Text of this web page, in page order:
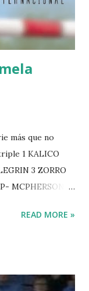
más que no
1 KALICO
3 ZORRO
MCPHERSON 5
SILVANA DU
READ MORE »